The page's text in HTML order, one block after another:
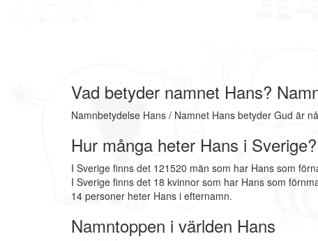
Vad betyder namnet Hans?
Namnbetydelse Hans / Namnet Hans betyder Gud är
Hur många heter Hans i Sverige?
I Sverige finns det 121520 män som har Hans som
I Sverige finns det 18 kvinnor som har Hans som
14 personer heter Hans i efternamn.
Namntoppen i världen Hans